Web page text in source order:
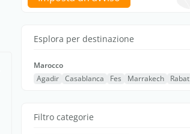
Esplora per destinazione
Marocco
Agadir Casablanca Fes Marrakech Rabat
Filtro categorie